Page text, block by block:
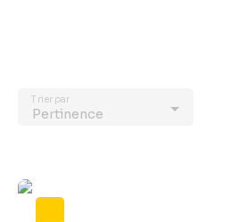
Pertinence
Trier par